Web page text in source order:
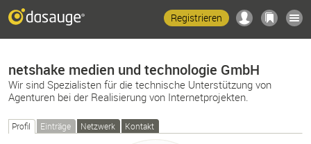
Registrieren
netshake medien und technologie GmbH
Wir sind Spezialisten für die technische Unterstützung von
Agenturen bei der Realisierung von Internetprojekten.
Profil Einträge Netzwerk Kontakt